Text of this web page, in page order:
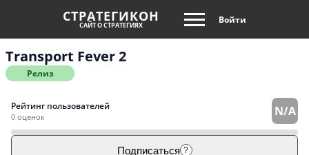
СТРАТЕГИКОН
САЙТ О СТРАТЕГИЯХ Войти
Transport Fever 2
Релиз
Рейтинг пользователей
0 оценок N/A
Подписаться ?